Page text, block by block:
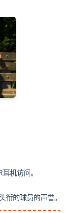
机访问。
衔的球员的声誉。